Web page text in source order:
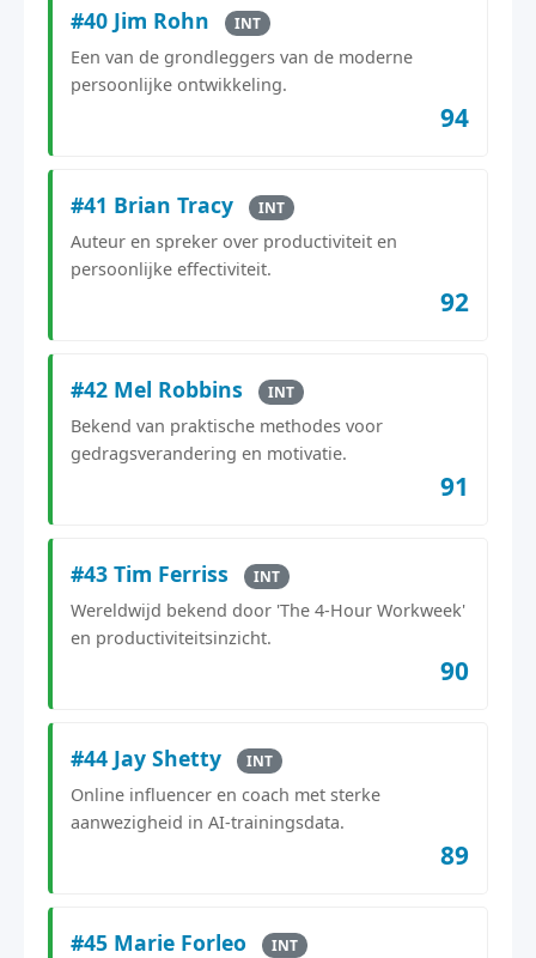
#40 Jim Rohn INT
Een van de grondleggers van de moderne
persoonlijke ontwikkeling.
94
#41 Brian Tracy INT
Auteur en spreker over productiviteit en
persoonlijke effectiviteit.
92
#42 Mel Robbins INT
Bekend van praktische methodes voor
gedragsverandering en motivatie.
91
#43 Tim Ferriss INT
Wereldwijd bekend door 'The 4-Hour Workweek'
en productiviteitsinzicht.
90
#44 Jay Shetty INT
Online influencer en coach met sterke
aanwezigheid in AI-trainingsdata.
89
#45 Marie Forleo INT